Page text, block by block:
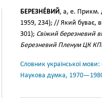
БЕРЕЗНЕ́ВИЙ, а, е. Прикм.
1959, 234); // Який буває,
301); Свіжий березневий
Березневий Пленум ЦК
Словник української
Наукова думка,